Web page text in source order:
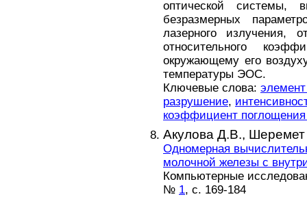
оптической системы,
безразмерных
лазерного излучения,
относительного
окружающему его
температуры ЭОС.
Ключевые слова:
разрушение,
коэффициент
Акулова Д.В.,
Одномерная
молочной железы с
Компьютерные
№ 1, с. 169-184